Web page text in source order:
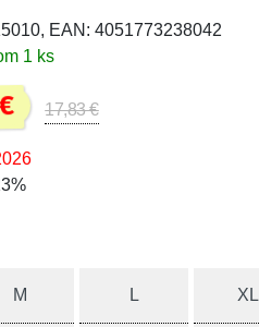
EAN: 4051773238042
1 ks
17,83 €
M L XL